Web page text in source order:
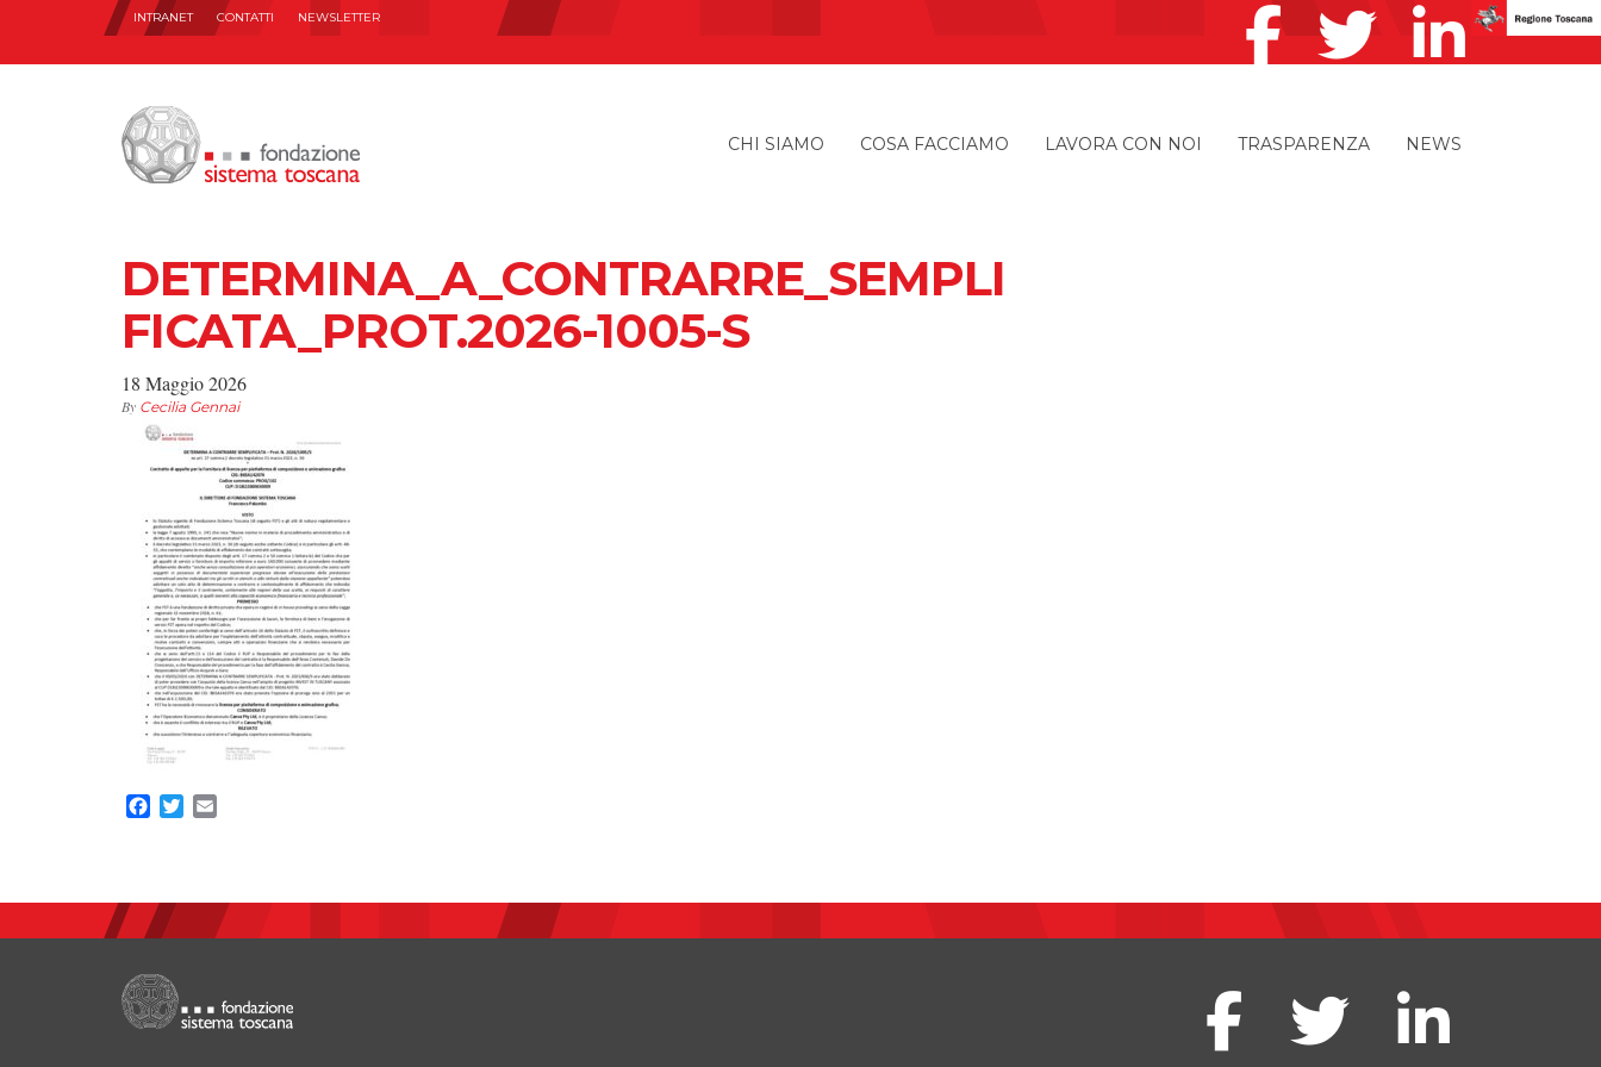
INTRANET CONTATTI NEWSLETTER
CHI SIAMO COSA FACCIAMO LAVORA CON NOI TRASPARENZA NEWS
DETERMINA_A_CONTRARRE_SEMPLI
FICATA_PROT.2026-1005-S
18 Maggio 2026
By Cecilia Gennai
Facebook
Twitter